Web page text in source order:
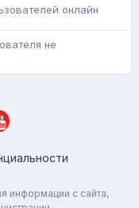
онлайн
не
информации с сайта,